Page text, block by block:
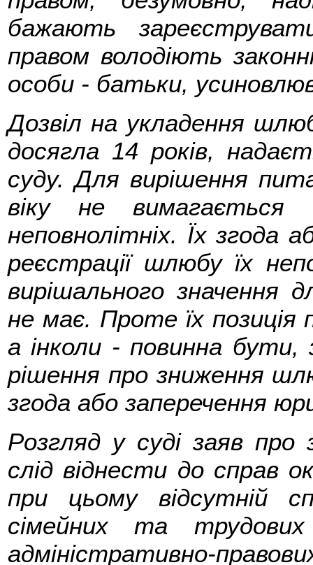
бажають
правом володіють
особи - батьки,
Дозвіл на укладення
досягла 14 років,
суду. Для вирішення
віку не вимагається
неповнолітніх. Їх згода
реєстрації шлюбу їх
вирішального значення
не має. Проте їх
а інколи - повинна бути,
рішення про зниження
згода або заперечення
Розгляд у суді заяв про
слід віднести до справ
при цьому відсутній
сімейних та
адміністративно-